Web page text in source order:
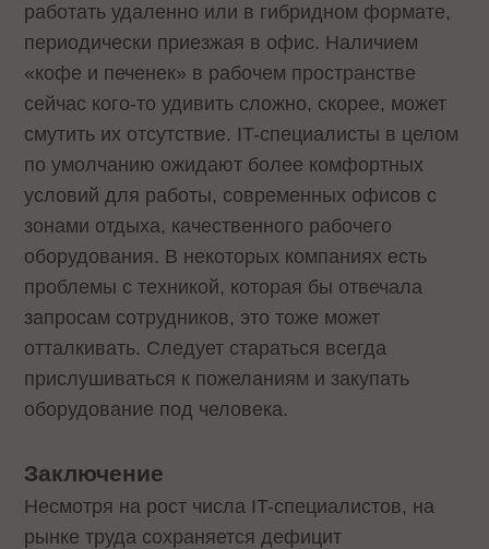
работать удаленно или в гибридном формате,
периодически приезжая в офис. Наличием
«кофе и печенек» в рабочем пространстве
сейчас кого-то удивить сложно, скорее, может
смутить их отсутствие. IT-специалисты в целом
по умолчанию ожидают более комфортных
условий для работы, современных офисов с
зонами отдыха, качественного рабочего
оборудования. В некоторых компаниях есть
проблемы с техникой, которая бы отвечала
запросам сотрудников, это тоже может
отталкивать. Следует стараться всегда
прислушиваться к пожеланиям и закупать
оборудование под человека.
Заключение
Несмотря на рост числа IT-специалистов, на
рынке труда сохраняется дефицит